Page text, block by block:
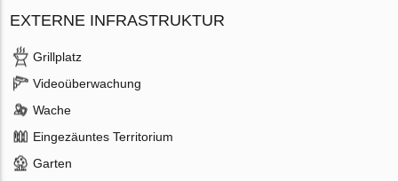
EXTERNE INFRASTRUKTUR
Grillplatz
Videoüberwachung
Wache
Eingezäuntes Territorium
Garten